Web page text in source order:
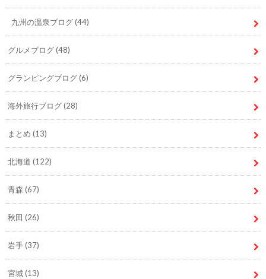
九州の温泉ブログ(44)
グルメブログ(48)
グランピングブログ(6)
海外旅行ブログ(28)
まとめ (13)
北海道 (122)
青森 (67)
秋田 (26)
岩手(37)
宮城(13)